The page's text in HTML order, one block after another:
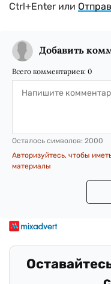
Ctrl+Enter или
Добавить
Всего комментариев: 0
Осталось символов: 2000
Авторизуйтесь, чтобы
материалы